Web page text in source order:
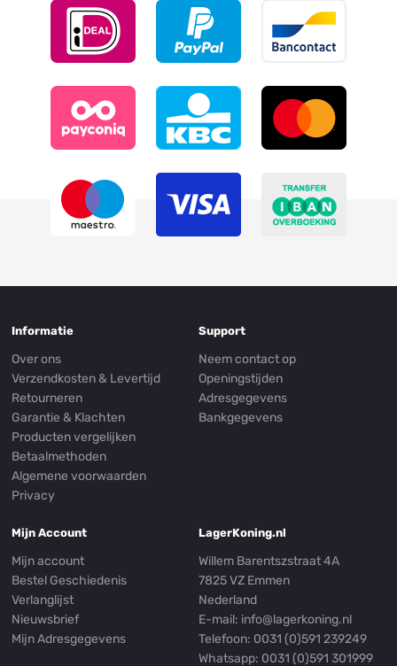
Informatie
Over ons
Verzendkosten & Levertijd
Retourneren
Garantie & Klachten
Producten vergelijken
Betaalmethoden
Algemene voorwaarden
Privacy
Support
Neem contact op
Openingstijden
Adresgegevens
Bankgegevens
Mijn Account
Mijn account
Bestel Geschiedenis
Verlanglijst
Nieuwsbrief
Mijn Adresgegevens
LagerKoning.nl
Willem Barentszstraat 4A
7825 VZ Emmen
Nederland
E-mail: info@lagerkoning.nl
Telefoon: 0031 (0)591 239249
Whatsapp: 0031 (0)591 301999